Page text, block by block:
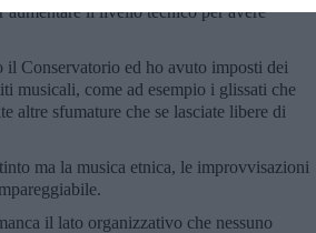
il livello tecnico per avere
il Conservatorio ed ho avuto imposti dei
musicali, come ad esempio i glissati che
altre sfumature che se lasciate libere di
ma la musica etnica, le improvvisazioni
il lato organizzativo che nessuno